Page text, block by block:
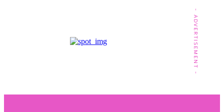
- ADVERTISEMENT -